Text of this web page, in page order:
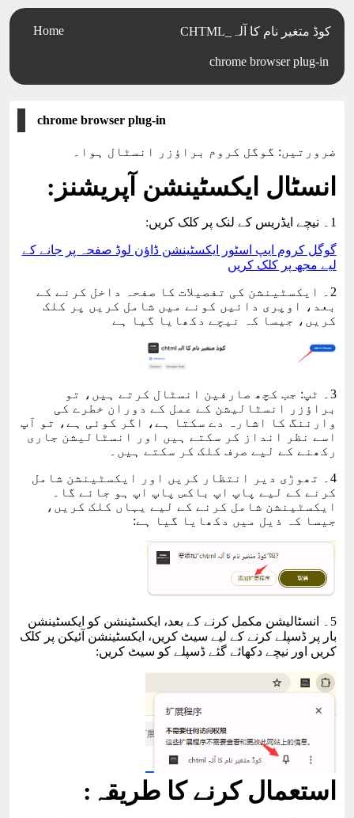
CHTML_کوڈ متغیر نام کا آلہ
chrome browser plug-in
Home
chrome browser plug-in
ضرورتیں: گوگل کروم براؤزر انسٹال ہوا۔
انسٹال ایکسٹینشن آپریشنز:
1۔ نیچے ایڈریس کے لنک پر کلک کریں:
گوگل کروم ایپ اسٹور ایکسٹینشن ڈاؤن لوڈ صفحہ پر جانے کے
لیے مجھ پر کلک کریں
2۔ ایکسٹینشن کی تفصیلات کا صفحہ داخل کرنے کے
بعد، اوپری دائیں کونے میں شامل کریں پر کلک
کریں، جیسا کہ نیچے دکھایا گیا ہے
3۔ ٹپ: جب کچھ صارفین انسٹال کرتے ہیں، تو
براؤزر انسٹالیشن کے عمل کے دوران خطرے کی
وارننگ کا اشارہ دے سکتا ہے، اگر کوئی ہے، تو آپ
اسے نظر انداز کر سکتے ہیں اور انسٹالیشن جاری
رکھنے کے لیے صرف کلک کر سکتے ہیں۔
4۔ تھوڑی دیر انتظار کریں اور ایکسٹینشن شامل
کرنے کے لیے پاپ اپ باکس پاپ اپ ہو جائے گا۔
ایکسٹینشن شامل کرنے کے لیے یہاں کلک کریں،
جیسا کہ ذیل میں دکھایا گیا ہے:
5۔ انسٹالیشن مکمل کرنے کے بعد، ایکسٹینشن کو ایکسٹینشن
بار پر ڈسپلے کرنے کے لیے سیٹ کریں، ایکسٹینشن آئیکن پر کلک
کریں اور نیچے دکھائے گئے ڈسپلے کو سیٹ کریں:
استعمال کرنے کا طریقہ: